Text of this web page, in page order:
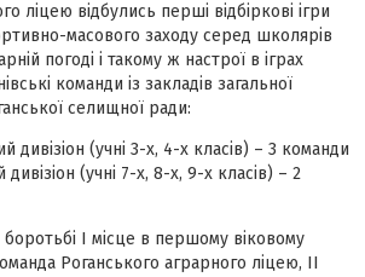
ліцею відбулись перші відбіркові ігри
масового заходу серед школярів
погоді і такому ж настрої в іграх
команди із закладів загальної
селищної ради:
дивізіон (учні 3-х, 4-х класів) – 3 команди
дивізіон (учні 7-х, 8-х, 9-х класів) – 2
боротьбі І місце в першому віковому
Роганського аграрного ліцею, ІІ